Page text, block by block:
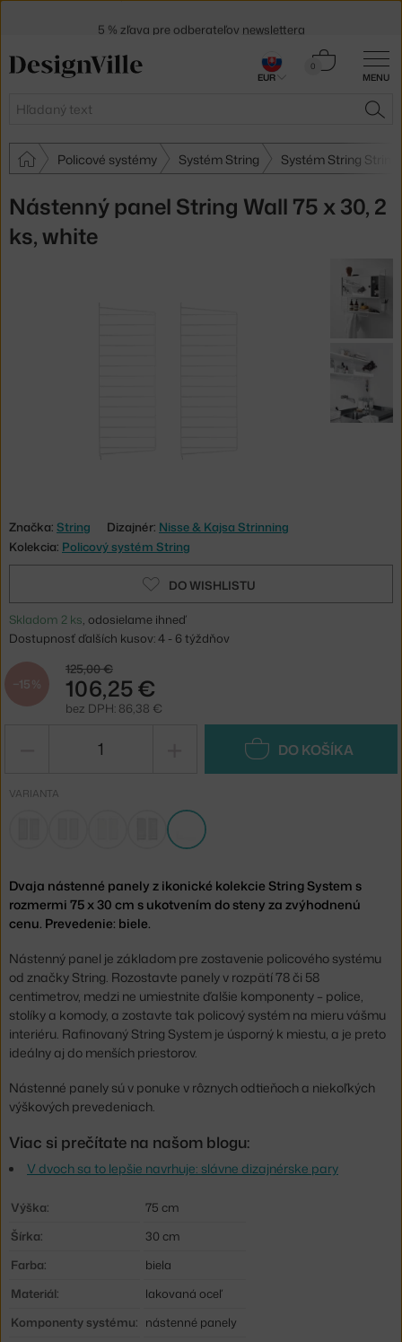
MENU
Hľadať
0
Košík
Policové systémy Systém String Systém String String
Nástenný panel String Wall 75 x 30, 2
ks, white
Značka: String Dizajnér: Nisse & Kajsa Strinning
Kolekcia: Policový systém String
DO WISHLISTU
Skladom 2 ks, odosielame ihneď
Dostupnosť ďalších kusov: 4 - 6 týždňov
−15 %
125,00 €
106,25 €
bez DPH: 86,38 €
DO KOŠÍKA
VARIANTA
Dvaja nástenné panely z ikonické kolekcie String System s
rozmermi 75 x 30 cm s ukotvením do steny za zvýhodnenú
cenu. Prevedenie: biele.
Nástenný panel je základom pre zostavenie policového systému
od značky String. Rozostavte panely v rozpätí 78 či 58
centimetrov, medzi ne umiestnite ďalšie komponenty – police,
stolíky a komody, a zostavte tak policový systém na mieru vášmu
interiéru. Rafinovaný String System je úsporný k miestu, a je preto
ideálny aj do menších priestorov.
Nástenné panely sú v ponuke v rôznych odtieňoch a niekoľkých
výškových prevedeniach.
Viac si prečítate na našom blogu:
V dvoch sa to lepšie navrhuje: slávne dizajnérske pary
Výška:
75 cm
Šírka:
30 cm
Farba:
biela
Materiál:
lakovaná oceľ
Komponenty systému: nástenné panely
30 dní na vrátenie tovaru
EUR